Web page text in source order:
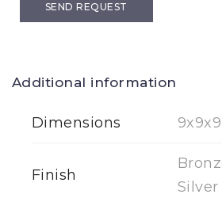
SEND REQUEST
Additional information
Dimensions
Finish
Silver